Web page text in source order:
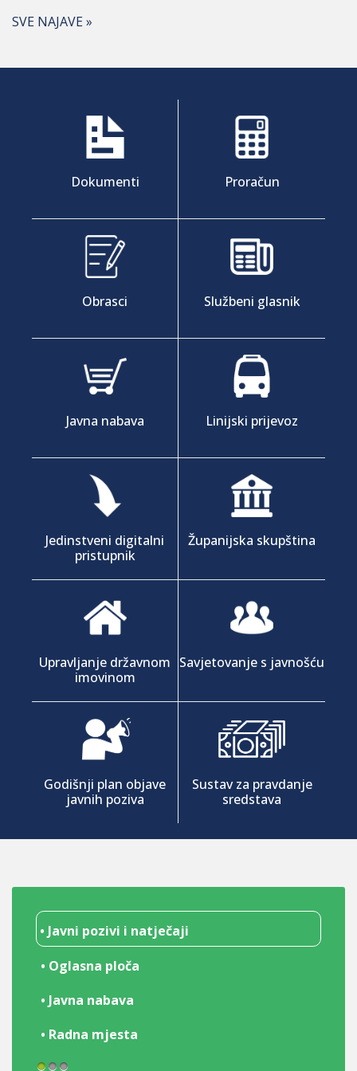
SVE NAJAVE »
Dokumenti Proračun
Obrasci Službeni glasnik
Javna nabava Linijski prijevoz
Jedinstveni digitalni
pristupnik
Županijska skupština
Upravljanje državnom
imovinom
Savjetovanje s javnošću
Godišnji plan objave
javnih poziva
Sustav za pravdanje
sredstava
• Javni pozivi i natječaji
• Oglasna ploča
• Javna nabava
• Radna mjesta